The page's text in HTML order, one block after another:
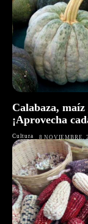
Calabaza, maíz
¡Aprovecha
Cultura 8 NOVIEMBRE,